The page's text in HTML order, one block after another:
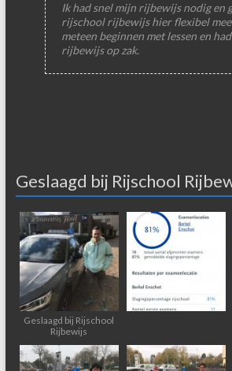
Ik had snel mijn rijbewijs nodig en
rijschool rijbewijs hier flexibel mee
meteen beginnen met lessen en
rijbewijs op zak.
Geslaagd bij Rijschool
Geslaagd bij Rijschool
Rijbewijs